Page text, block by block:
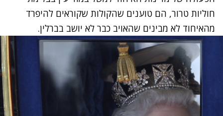
חוליות טרור, הם טוענים שהקולות שקוראים להיפרד
מהאיחוד לא מבינים שהאויב כבר לא יושב בברלין.